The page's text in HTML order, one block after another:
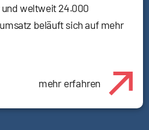
und weltweit 24.000
beläuft sich auf mehr
mehr erfahren